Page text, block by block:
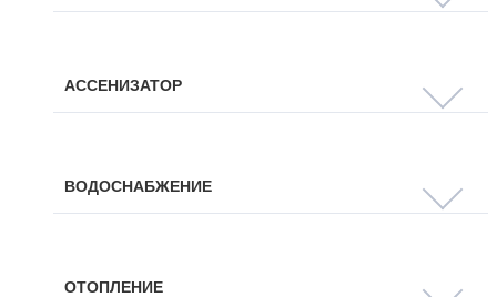
АССЕНИЗАТОР
ВОДОСНАБЖЕНИЕ
ОТОПЛЕНИЕ